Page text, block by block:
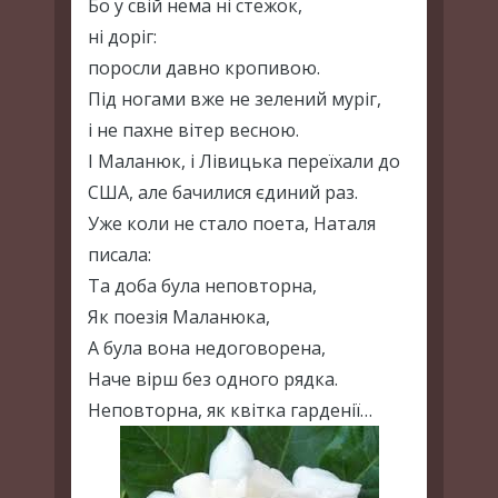
Бо у свій нема ні стежок,
ні доріг:
поросли давно кропивою.
Під ногами вже не зелений муріг,
і не пахне вітер весною.
І Маланюк, і Лівицька переїхали до
США, але бачилися єдиний раз.
Уже коли не стало поета, Наталя
писала:
Та доба була неповторна,
Як поезія Маланюка,
А була вона недоговорена,
Наче вірш без одного рядка.
Неповторна, як квітка гарденії…